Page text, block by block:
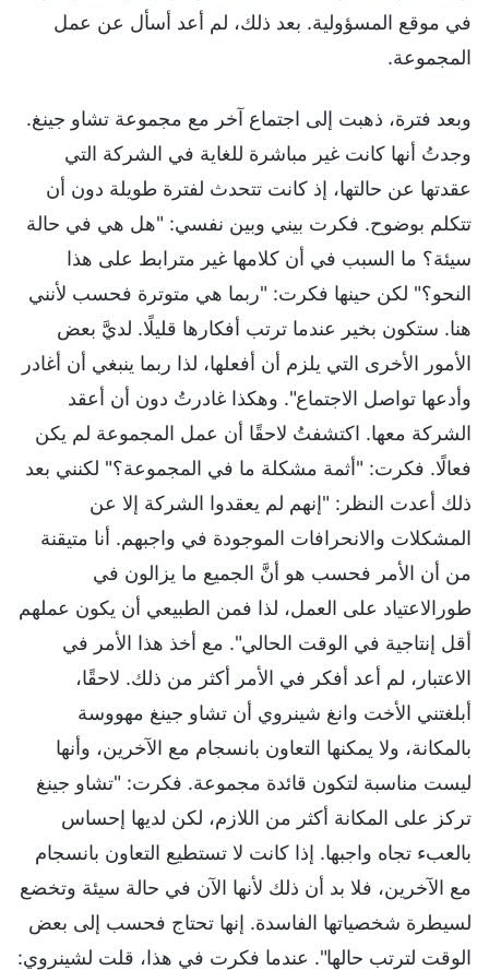
في موقع المسؤولية. بعد ذلك، لم أعد أسأل عن عمل
المجموعة.
وبعد فترة، ذهبت إلى اجتماع آخر مع مجموعة تشاو جينغ.
وجدتُ أنها كانت غير مباشرة للغاية في الشركة التي
عقدتها عن حالتها، إذ كانت تتحدث لفترة طويلة دون أن
تتكلم بوضوح. فكرت بيني وبين نفسي: "هل هي في حالة
سيئة؟ ما السبب في أن كلامها غير مترابط على هذا
النحو؟" لكن حينها فكرت: "ربما هي متوترة فحسب لأنني
هنا. ستكون بخير عندما ترتب أفكارها قليلًا. لديَّ بعض
الأمور الأخرى التي يلزم أن أفعلها، لذا ربما ينبغي أن أغادر
وأدعها تواصل الاجتماع". وهكذا غادرتُ دون أن أعقد
الشركة معها. اكتشفتُ لاحقًا أن عمل المجموعة لم يكن
فعالًا. فكرت: "أثمة مشكلة ما في المجموعة؟" لكنني بعد
ذلك أعدت النظر: "إنهم لم يعقدوا الشركة إلا عن
المشكلات والانحرافات الموجودة في واجبهم. أنا متيقنة
من أن الأمر فحسب هو أنَّ الجميع ما يزالون في
طورالاعتياد على العمل، لذا فمن الطبيعي أن يكون عملهم
أقل إنتاجية في الوقت الحالي". مع أخذ هذا الأمر في
الاعتبار، لم أعد أفكر في الأمر أكثر من ذلك. لاحقًا،
أبلغتني الأخت وانغ شينروي أن تشاو جينغ مهووسة
بالمكانة، ولا يمكنها التعاون بانسجام مع الآخرين، وأنها
ليست مناسبة لتكون قائدة مجموعة. فكرت: "تشاو جينغ
تركز على المكانة أكثر من اللازم، لكن لديها إحساس
بالعبء تجاه واجبها. إذا كانت لا تستطيع التعاون بانسجام
مع الآخرين، فلا بد أن ذلك لأنها الآن في حالة سيئة وتخضع
لسيطرة شخصياتها الفاسدة. إنها تحتاج فحسب إلى بعض
الوقت لترتب حالها". عندما فكرت في هذا، قلت لشينروي: